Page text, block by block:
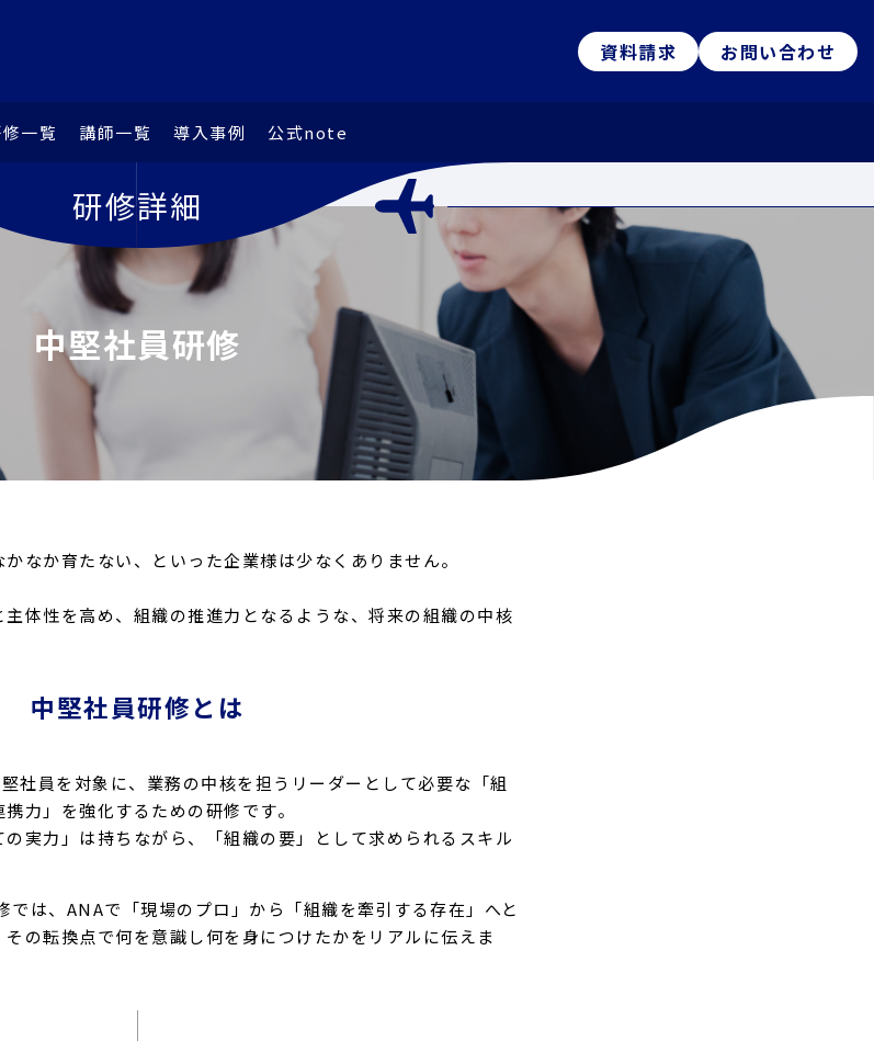
資料請求 お問い合わせ
⼀覧 講師⼀覧 導⼊事例 公式note
研修詳細
中堅社員研修
なか育たない、といった企業様は少なくありません。
体性を高め、組織の推進力となるような、将来の組織の中核
中堅社員研修とは
社員を対象に、業務の中核を担うリーダーとして必要な「組
力」を強化するための研修です。
実力」は持ちながら、「組織の要」として求められるスキル
は、ANAで「現場のプロ」から「組織を牽引する存在」へと
の転換点で何を意識し何を身につけたかをリアルに伝えま